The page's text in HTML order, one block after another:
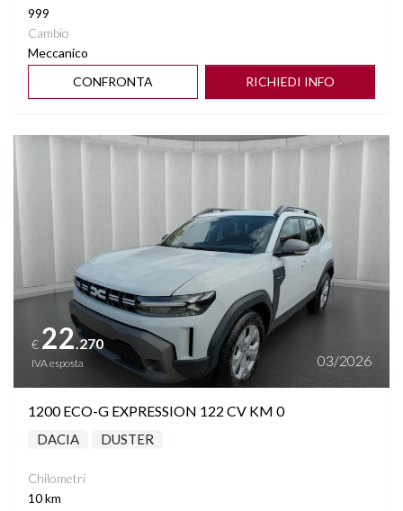
999
Cambio
Meccanico
CONFRONTA
RICHIEDI INFO
Vedi dettagli
€ 22.270
IVA esposta 03/2026
1200 ECO-G EXPRESSION 122 CV KM 0
DACIA DUSTER
Chilometri
10 km